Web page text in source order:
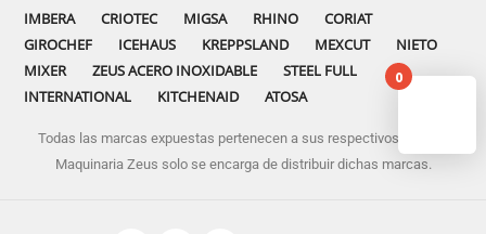
IMBERA
CRIOTEC MIGSA RHINO
CORIAT
GIROCHEF
ICEHAUS KREPPSLAND MEXCUT
NIETO
MIXER
ZEUS ACERO INOXIDABLE
STEEL FULL
INTERNATIONAL
KITCHENAID ATOSA
Todas las marcas expuestas pertenecen a sus respectivos dueños
Maquinaria Zeus solo se encarga de distribuir dichas marcas.
0